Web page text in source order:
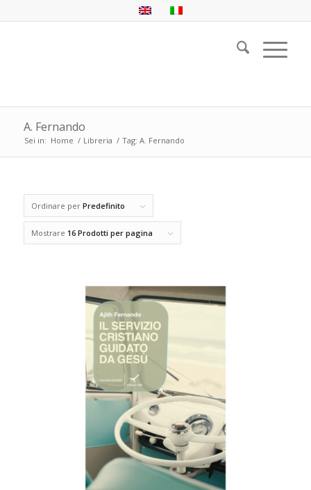
A. Fernando
Sei in: Home / Libreria / Tag: A. Fernando
Ordinare per Predefinito
Mostrare 16 Prodotti per pagina